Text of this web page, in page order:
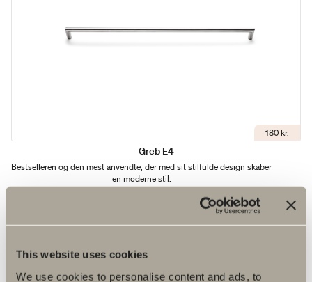
This website uses cookies
We use cookies to personalise content and ads, to
180 kr.
Greb E4
Bestselleren og den mest anvendte, der med sit stilfulde design skaber
en moderne stil.